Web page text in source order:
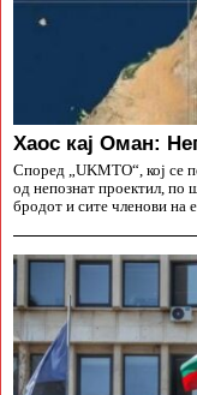
Хаос кај Оман:
Според „UKMTO“, кој се
од непознат проектил, по
бродот и сите членови на